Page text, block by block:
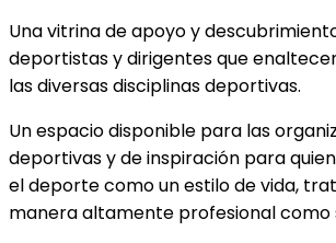
Una vitrina de apoyo y
deportistas y dirigentes que
las diversas disciplinas deportivas.
Un espacio disponible para las
deportivas y de inspiración para
el deporte como un estilo de vida,
manera altamente profesional como